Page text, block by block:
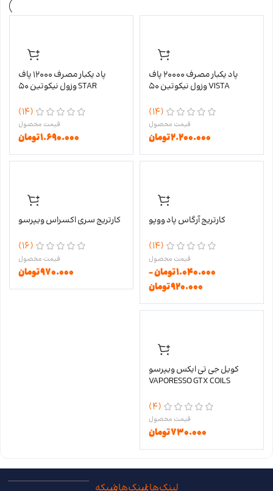
پاد یکبار مصرف 20000 پاف
VISTA وزول نیکوتین 50
(14)
۲.۲۰۰.۰۰۰تومان
پاد یکبار مصرف 12000 پاف
STAR وزول نیکوتین 50
(14)
۱.۶۹۰.۰۰۰تومان
کارتریج آرگاس پاد ووپو
(14)
۱.۰۴۰.۰۰۰تومان–
۹۲۰.۰۰۰تومان
کارتریج سری اکسراس ویپرسو
(16)
۹۷۰.۰۰۰تومان
کویل جی تی ایکس ویپرسو
VAPORESSO GTX COILS
(4)
۷۳۰.۰۰۰تومان